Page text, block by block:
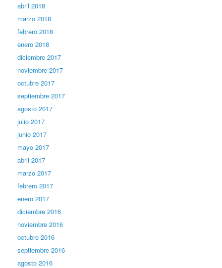
abril 2018
marzo 2018
febrero 2018
enero 2018
diciembre 2017
noviembre 2017
octubre 2017
septiembre 2017
agosto 2017
julio 2017
junio 2017
mayo 2017
abril 2017
marzo 2017
febrero 2017
enero 2017
diciembre 2016
noviembre 2016
octubre 2016
septiembre 2016
agosto 2016